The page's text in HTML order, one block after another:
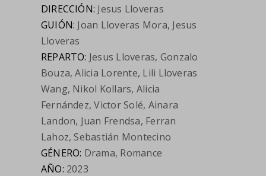
DIRECCIÓN: Jesus Lloveras
GUIÓN: Joan Lloveras Mora, Jesus
Lloveras
REPARTO: Jesus Lloveras, Gonzalo
Bouza, Alicia Lorente, Lili Lloveras
Wang, Nikol Kollars, Alicia
Fernández, Victor Solé, Ainara
Landon, Juan Frendsa, Ferran
Lahoz, Sebastián Montecino
GÉNERO: Drama, Romance
AÑO: 2023